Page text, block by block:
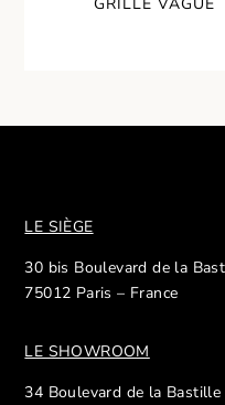
LE SIÈGE
30 bis Boulevard de la
75012 Paris – France
LE SHOWROOM
34 Boulevard de la Bastille